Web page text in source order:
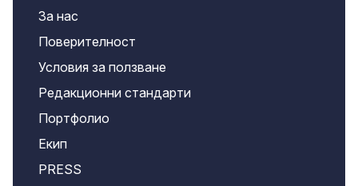
За нас
Поверителност
Условия за ползване
Редакционни стандарти
Портфолио
Екип
PRESS